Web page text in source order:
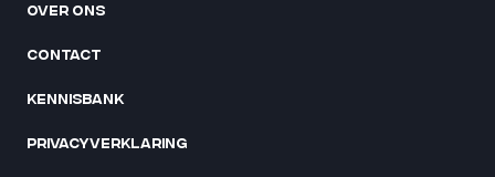
Over ons
Contact
Kennisbank
Privacyverklaring